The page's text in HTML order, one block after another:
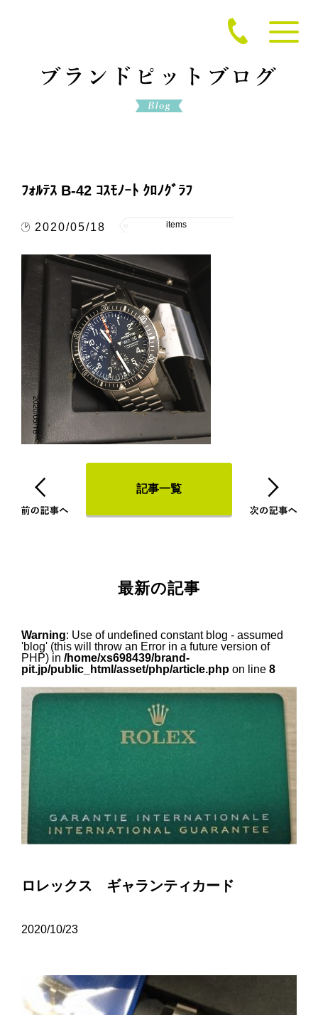
ﾌｫﾙﾃｽ B-42 ｺｽﾓﾉｰﾄ ｸﾛﾉｸﾞﾗﾌ
2020/05/18 items
記事一覧
最新の記事
Warning: Use of undefined constant blog - assumed
'blog' (this will throw an Error in a future version of
PHP) in /home/xs698439/brand-
pit.jp/public_html/asset/php/article.phpon line 8
ロレックス ギャランティカード
2020/10/23